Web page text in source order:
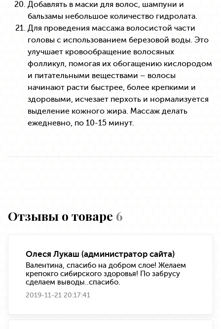
Добавлять в маски для волос, шампуни и
бальзамы небольшое количество гидролата.
Для проведения массажа волосистой части
головы с использованием березовой воды. Это
улучшает кровообращение волосяных
фолликул, помогая их обогащению кислородом
и питательными веществами – волосы
начинают расти быстрее, более крепкими и
здоровыми, исчезает перхоть и нормализуется
выделение кожного жира. Массаж делать
ежедневно, по 10-15 минут.
Отзывы о товаре 6
Олеся Лукаш (администратор сайта)
Валентина, спасибо на добром слое! Желаем
крепокго сибирского здоровья! По забрусу
сделаем выводы..спасибо.
2019-11-21 20:17:41